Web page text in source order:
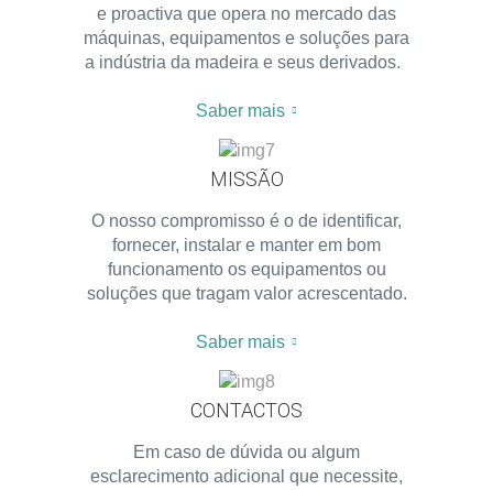
e proactiva que opera no mercado das
máquinas, equipamentos e soluções para
a indústria da madeira e seus derivados.
Saber mais
MISSÃO
O nosso compromisso é o de identificar,
fornecer, instalar e manter em bom
funcionamento os equipamentos ou
soluções que tragam valor acrescentado.
Saber mais
CONTACTOS
Em caso de dúvida ou algum
esclarecimento adicional que necessite,